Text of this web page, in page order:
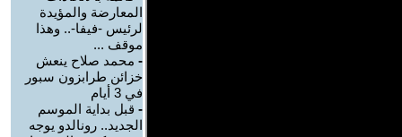
المعارضة والمؤيدة
لرئيس -فيفا-.. وهذا
موقف ...
- محمد صلاح ينعش
خزائن طرابزون سبور
في 3 أيام
- قبل بداية الموسم
الجديد.. رونالدو يوجه